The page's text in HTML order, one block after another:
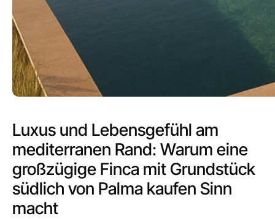
Luxus und Lebensgefühl am
mediterranen Rand: Warum eine
großzügige Finca mit Grundstück
südlich von Palma kaufen Sinn
macht